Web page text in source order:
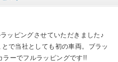
ッピングさせていただきました♪
で当社としても初の車両。ブラッ
ラーでフルラッピングです!!